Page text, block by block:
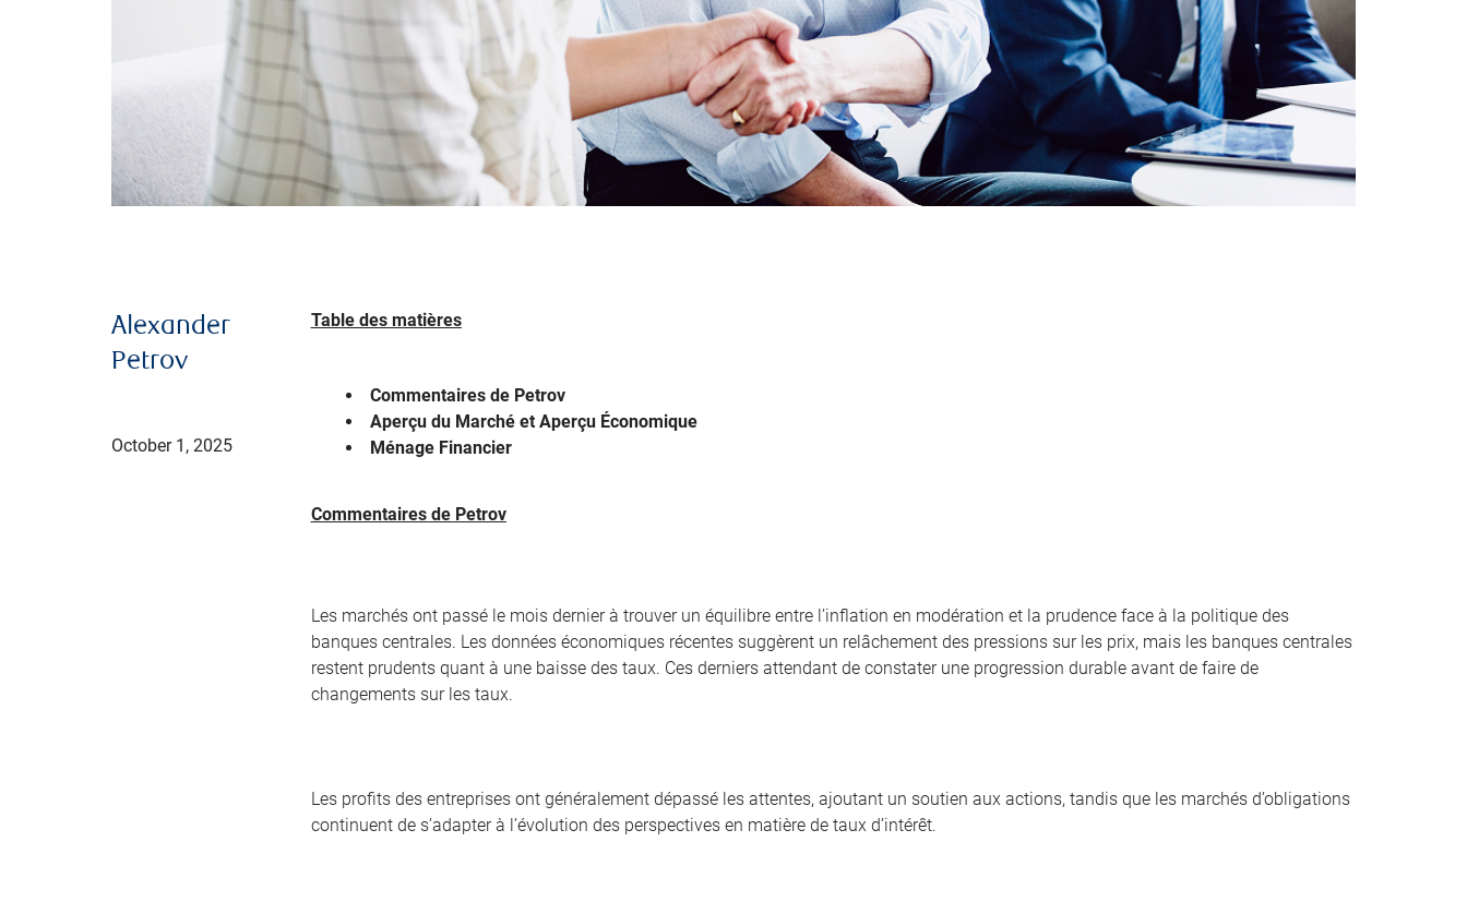
Alexander
Petrov
October 1, 2025
Table des matières
Commentaires de Petrov
Aperçu du Marché et Aperçu Économique
Ménage Financier
Commentaires de Petrov
Les marchés ont passé le mois dernier à trouver un équilibre entre l’inflation en modération et la prudence face à la politique des
banques centrales. Les données économiques récentes suggèrent un relâchement des pressions sur les prix, mais les banques centrales
restent prudents quant à une baisse des taux. Ces derniers attendant de constater une progression durable avant de faire de
changements sur les taux.
Les profits des entreprises ont généralement dépassé les attentes, ajoutant un soutien aux actions, tandis que les marchés d’obligations
continuent de s’adapter à l’évolution des perspectives en matière de taux d’intérêt.